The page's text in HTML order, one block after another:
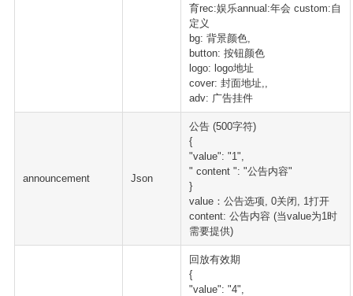
育rec:娱乐annual:年会 custom:自
定义
bg: 背景颜色,
button: 按钮颜色
logo: logo地址
cover: 封面地址,,
adv: 广告挂件
announcement Json
公告 (500字符)
{
"value": "1",
" content ": "公告内容"
}
value：公告选项, 0关闭, 1打开
content: 公告内容 (当value为1时
需要提供)
回放有效期
{
"value": "4",